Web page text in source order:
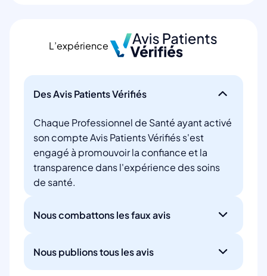
L’expérience
Des Avis Patients Vérifiés
Chaque Professionnel de Santé ayant activé
son compte Avis Patients Vérifiés s'est
engagé à promouvoir la confiance et la
transparence dans l'expérience des soins
de santé.
Nous combattons les faux avis
Nous publions tous les avis